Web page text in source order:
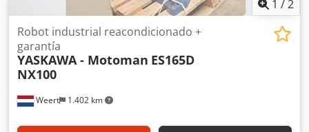
1 /2
Weert 1.402 km
Robot industrial reacondicionado +
garantía
YASKAWA - Motoman ES165D
NX100